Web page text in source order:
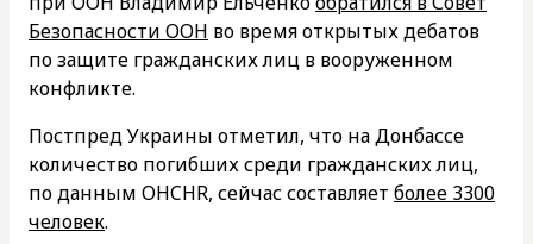
Безопасности ООН во время открытых дебатов
по защите гражданских лиц в вооруженном
конфликте.
Постпред Украины отметил, что на Донбассе
количество погибших среди гражданских лиц,
по данным OHCHR, сейчас составляет более 3300
человек.